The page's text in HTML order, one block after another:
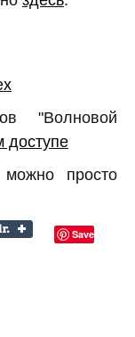
"Волновой
доступе
просто
Save